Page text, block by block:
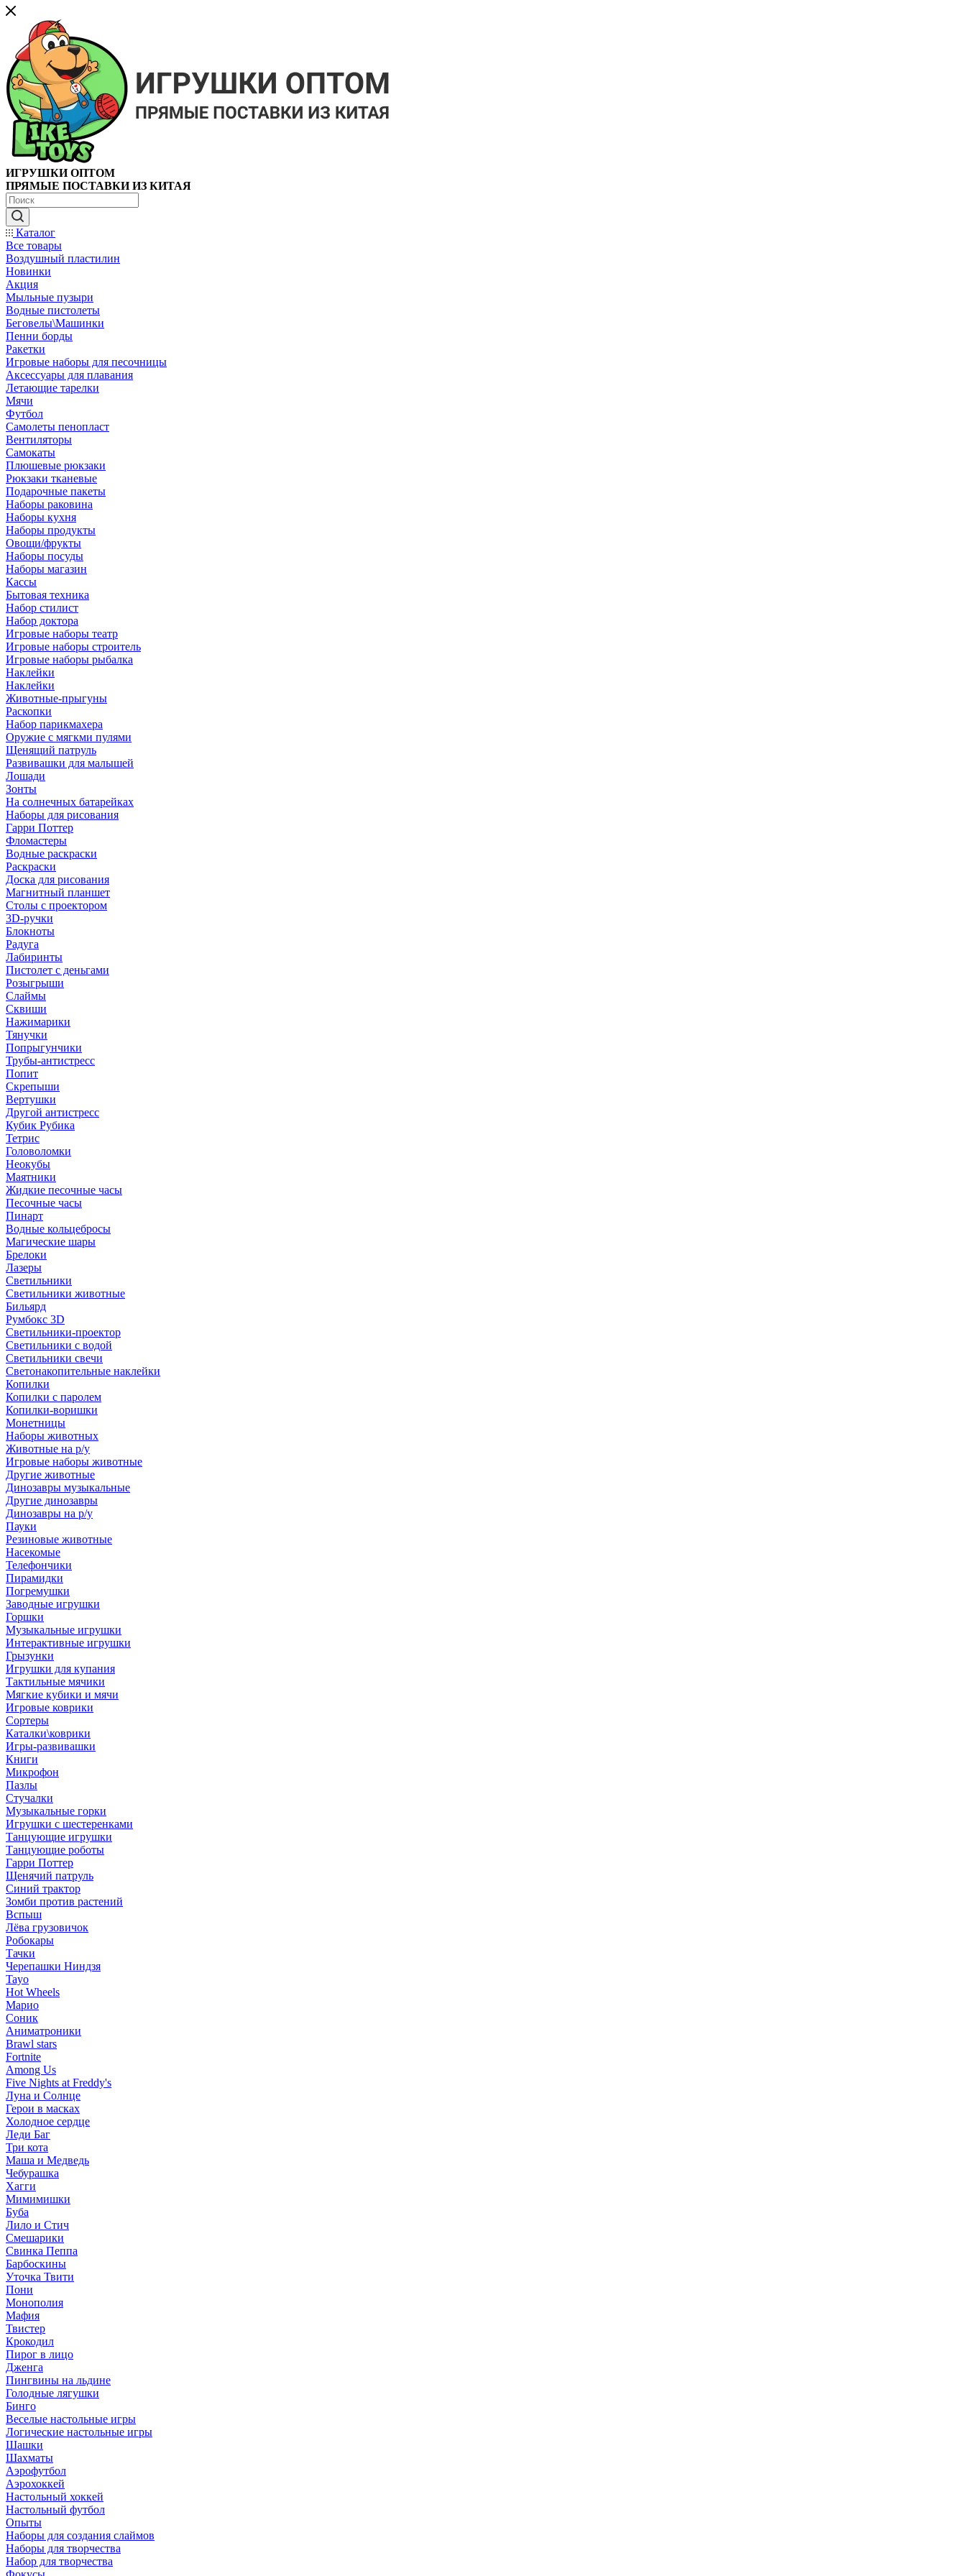
ИГРУШКИ ОПТОМ
ПРЯМЫЕ ПОСТАВКИ ИЗ КИТАЯ
Каталог
Все товары
Воздушный пластилин
Новинки
Акция
Мыльные пузыри
Водные пистолеты
Беговелы\Машинки
Пенни борды
Ракетки
Игровые наборы для песочницы
Аксессуары для плавания
Летающие тарелки
Мячи
Футбол
Самолеты пенопласт
Вентиляторы
Самокаты
Плюшевые рюкзаки
Рюкзаки тканевые
Подарочные пакеты
Наборы раковина
Наборы кухня
Наборы продукты
Овощи/фрукты
Наборы посуды
Наборы магазин
Кассы
Бытовая техника
Набор стилист
Набор доктора
Игровые наборы театр
Игровые наборы строитель
Игровые наборы рыбалка
Наклейки
Наклейки
Животные-прыгуны
Раскопки
Набор парикмахера
Оружие с мягкми пулями
Щенящий патруль
Развивашки для малышей
Лошади
Зонты
На солнечных батарейках
Наборы для рисования
Гарри Поттер
Фломастеры
Водные раскраски
Раскраски
Доска для рисования
Магнитный планшет
Столы с проектором
3D-ручки
Блокноты
Радуга
Лабиринты
Пистолет с деньгами
Розыгрыши
Слаймы
Сквиши
Нажимарики
Тянучки
Попрыгунчики
Трубы-антистресс
Попит
Скрепыши
Вертушки
Другой антистресс
Кубик Рубика
Тетрис
Головоломки
Неокубы
Маятники
Жидкие песочные часы
Песочные часы
Пинарт
Водные кольцебросы
Магические шары
Брелоки
Лазеры
Светильники
Светильники животные
Бильярд
Румбокс 3D
Светильники-проектор
Светильники с водой
Светильники свечи
Светонакопительные наклейки
Копилки
Копилки с паролем
Копилки-воришки
Монетницы
Наборы животных
Животные на р/у
Игровые наборы животные
Другие животные
Динозавры музыкальные
Другие динозавры
Динозавры на р/у
Пауки
Резиновые животные
Насекомые
Телефончики
Пирамидки
Погремушки
Заводные игрушки
Горшки
Музыкальные игрушки
Интерактивные игрушки
Грызунки
Игрушки для купания
Тактильные мячики
Мягкие кубики и мячи
Игровые коврики
Сортеры
Каталки\коврики
Игры-развивашки
Книги
Микрофон
Пазлы
Стучалки
Музыкальные горки
Игрушки с шестеренками
Танцующие игрушки
Танцующие роботы
Гарри Поттер
Щенячий патруль
Синий трактор
Зомби против растений
Вспыш
Лёва грузовичок
Робокары
Тачки
Черепашки Ниндзя
Tayo
Hot Wheels
Марио
Соник
Аниматроники
Brawl stars
Fortnite
Among Us
Five Nights at Freddy's
Луна и Солнце
Герои в масках
Холодное сердце
Леди Баг
Три кота
Маша и Медведь
Чебурашка
Хагги
Мимимишки
Буба
Лило и Стич
Смешарики
Свинка Пеппа
Барбоскины
Уточка Твити
Пони
Монополия
Мафия
Твистер
Крокодил
Пирог в лицо
Дженга
Пингвины на льдине
Голодные лягушки
Бинго
Веселые настольные игры
Логические настольные игры
Шашки
Шахматы
Аэрофутбол
Аэрохоккей
Настольный хоккей
Настольный футбол
Опыты
Наборы для создания слаймов
Наборы для творчества
Набор для творчества